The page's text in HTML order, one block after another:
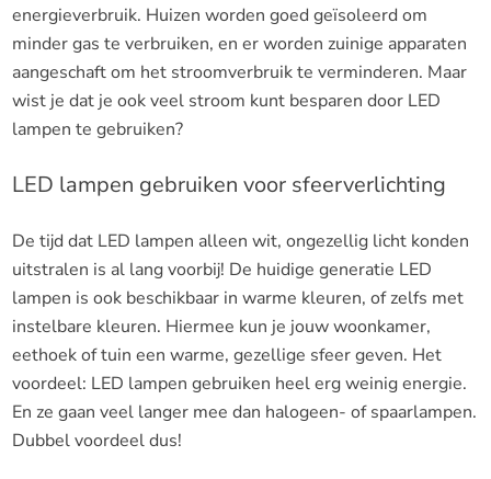
energieverbruik. Huizen worden goed geïsoleerd om
minder gas te verbruiken, en er worden zuinige apparaten
aangeschaft om het stroomverbruik te verminderen. Maar
wist je dat je ook veel stroom kunt besparen door LED
lampen te gebruiken?
LED lampen gebruiken voor sfeerverlichting
De tijd dat LED lampen alleen wit, ongezellig licht konden
uitstralen is al lang voorbij! De huidige generatie LED
lampen is ook beschikbaar in warme kleuren, of zelfs met
instelbare kleuren. Hiermee kun je jouw woonkamer,
eethoek of tuin een warme, gezellige sfeer geven. Het
voordeel: LED lampen gebruiken heel erg weinig energie.
En ze gaan veel langer mee dan halogeen- of spaarlampen.
Dubbel voordeel dus!